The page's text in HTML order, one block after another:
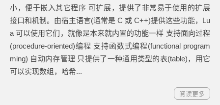
小，便于嵌入其它程序 可扩展，提供了非常易于使用的扩展
接口和机制。由宿主语言(通常是 C 或 C++)提供这些功能，Lu
a 可以使用它们，就像是本来就内置的功能一样 支持面向过程
(procedure-oriented)编程 支持函数式编程(functional program
ming) 自动内存管理 只提供了一种通用类型的表(table)，用它
可以实现数组，哈希...
阅读更多